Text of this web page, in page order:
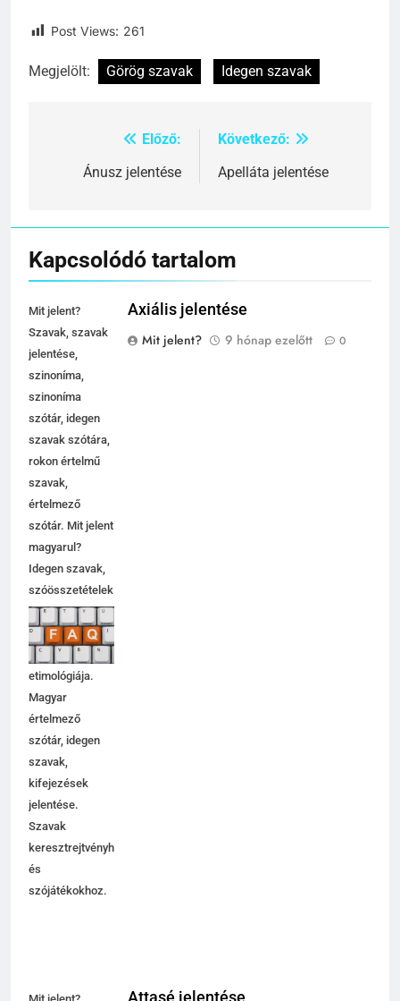
Post Views: 261
Megjelölt: Görög szavak Idegen szavak
Bejegyzés
navigáció
Előző:
Ánusz jelentése
Következő:
Apelláta jelentése
Kapcsolódó tartalom
Mit jelent?
Szavak, szavak
jelentése,
szinoníma,
szinoníma
szótár, idegen
szavak szótára,
rokon értelmű
szavak,
értelmező
szótár. Mit jelent
magyarul?
Idegen szavak,
szóösszetételek
jelentése,
magyarázata,
használata,
etimológiája.
Magyar
értelmező
szótár, idegen
szavak,
kifejezések
jelentése.
Szavak
keresztrejtvényhez
és
szójátékokhoz.
Axiális jelentése
Mit jelent?
9 hónap ezelőtt 0